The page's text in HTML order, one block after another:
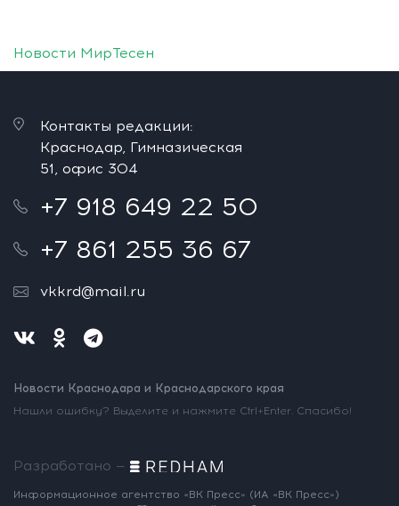
Новости МирТесен
Контакты редакции:
Краснодар, Гимназическая
51, офис 304
+7 918 649 22 50
+7 861 255 36 67
vkkrd@mail.ru
Новости Краснодара и Краснодарского края
Нашли ошибку? Выделите и нажмите Ctrl+Enter. Спасибо!
Разработано —
Информационное агентство «ВК Пресс» (ИА «ВК Пресс»)